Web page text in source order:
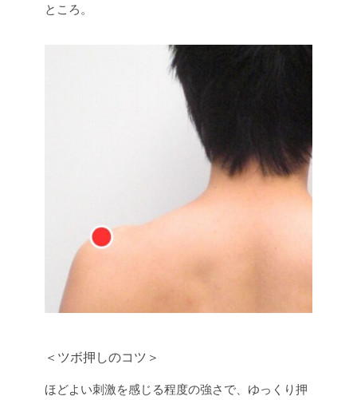
ところ。
＜ツボ押しのコツ＞
ほどよい刺激を感じる程度の強さで、ゆっくり押